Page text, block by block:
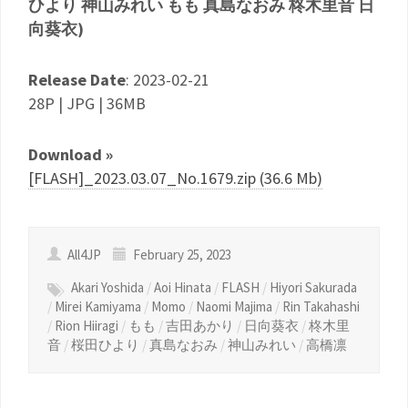
ひより 神山みれい もも 真島なおみ 柊木里音 日
向葵衣)
Release Date: 2023-02-21
28P | JPG | 36MB
Download »
[FLASH]_2023.03.07_No.1679.zip (36.6 Mb)
All4JP
February 25, 2023
Akari Yoshida /Aoi Hinata / FLASH / Hiyori Sakurada
/ Mirei Kamiyama / Momo / Naomi Majima / Rin Takahashi
/ Rion Hiiragi / もも /吉田あかり / 日向葵衣 /柊木里
音 /桜田ひより /真島なおみ /神山みれい /高橋凛